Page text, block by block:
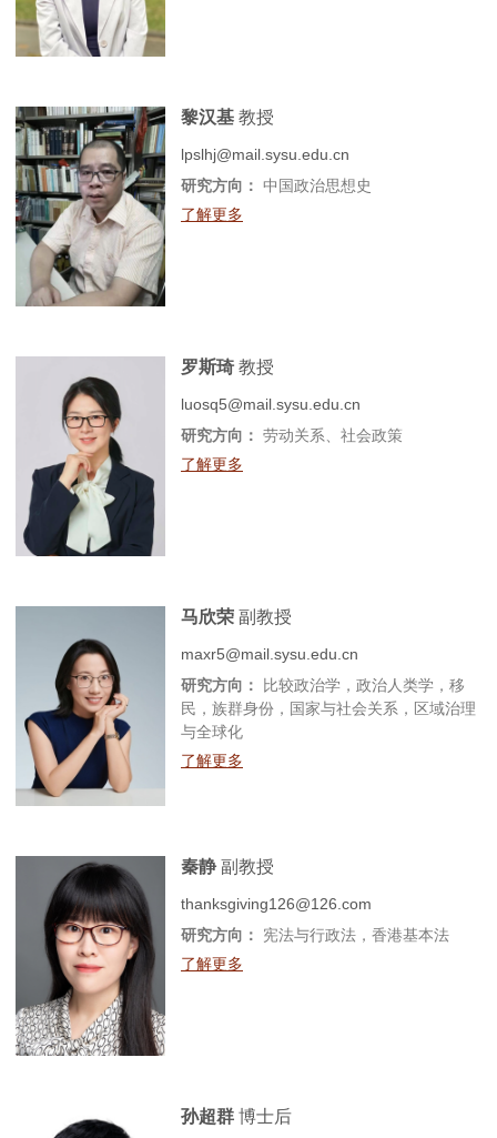
黎汉基 教授
lpslhj@mail.sysu.edu.cn
研究方向： 中国政治思想史
了解更多
罗斯琦 教授
luosq5@mail.sysu.edu.cn
研究方向： 劳动关系、社会政策
了解更多
马欣荣 副教授
maxr5@mail.sysu.edu.cn
研究方向：
民，族群身份，国家与社会关系，区域治理
与全球化
了解更多
秦静副教授
thanksgiving126@126.com
研究方向：
宪法与行政法，香港基本法
了解更多
孙超群 博士后